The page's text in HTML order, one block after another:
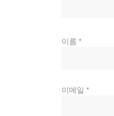
이름 *
이메일 *